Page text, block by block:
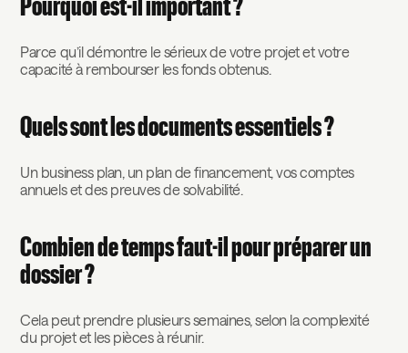
Pourquoi est-il important ?
Parce qu’il démontre le sérieux de votre projet et votre
capacité à rembourser les fonds obtenus.
Quels sont les documents essentiels ?
Un business plan, un plan de financement, vos comptes
annuels et des preuves de solvabilité.
Combien de temps faut-il pour préparer un
dossier ?
Cela peut prendre plusieurs semaines, selon la complexité
du projet et les pièces à réunir.